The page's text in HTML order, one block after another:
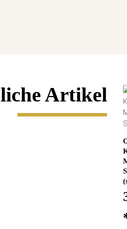
Artikel